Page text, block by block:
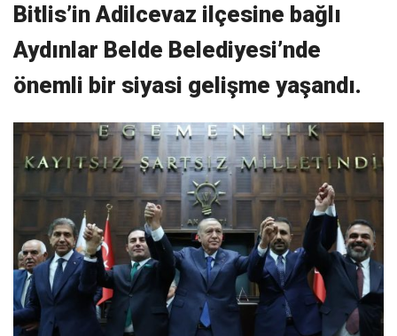
Bitlis’in Adilcevaz ilçesine bağlı
Aydınlar Belde Belediyesi’nde
önemli bir siyasi gelişme yaşandı.